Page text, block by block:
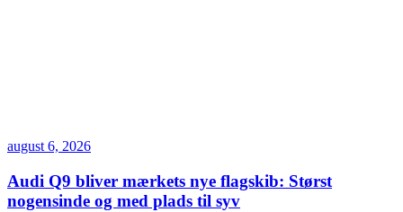
august 6, 2026
Audi Q9 bliver mærkets nye flagskib: Størst
nogensinde og med plads til syv